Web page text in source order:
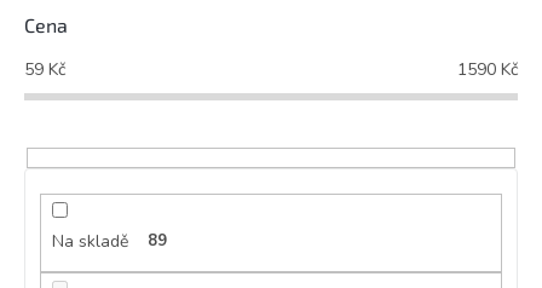
r
o
d
u
t
ů
Cena
59 Kč 1590 Kč
Na skladě 89